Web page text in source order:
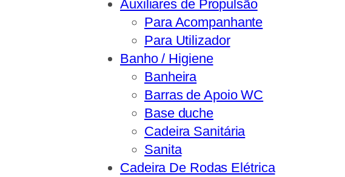
Auxiliares de Propulsão
Para Acompanhante
Para Utilizador
Banho / Higiene
Banheira
Barras de Apoio WC
Base duche
Cadeira Sanitária
Sanita
Cadeira De Rodas Elétrica